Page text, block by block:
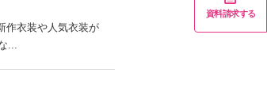
作衣装や人気衣装が
...
資料請求する